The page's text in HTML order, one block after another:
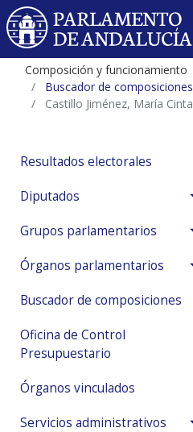
Composición y funcionamiento
Buscador de composiciones
Castillo Jiménez, María Cinta
Resultados electorales
Diputados
Grupos parlamentarios
Órganos parlamentarios
Buscador de composiciones
Oficina de Control
Presupuestario
Órganos vinculados
Servicios administrativos